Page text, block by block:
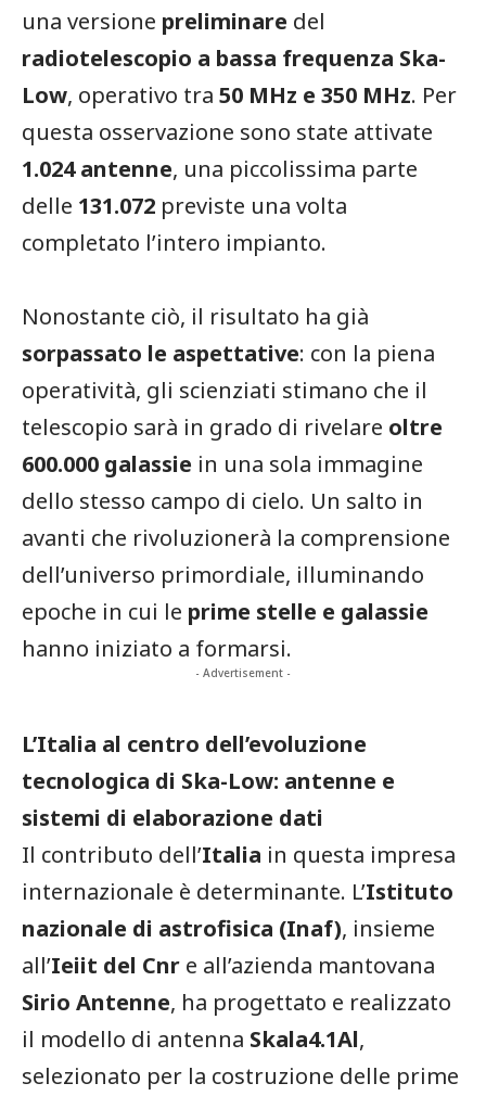
una versione preliminare del
radiotelescopio a bassa frequenza Ska-
Low, operativo tra 50 MHz e 350 MHz. Per
questa osservazione sono state attivate
1.024 antenne, una piccolissima parte
delle 131.072 previste una volta
completato l’intero impianto.
Nonostante ciò, il risultato ha già
sorpassato le aspettative: con la piena
operatività, gli scienziati stimano che il
telescopio sarà in grado di rivelare oltre
600.000 galassie in una sola immagine
dello stesso campo di cielo. Un salto in
avanti che rivoluzionerà la comprensione
dell’universo primordiale, illuminando
epoche in cui le prime stelle e galassie
hanno iniziato a formarsi.
- Advertisement -
L’Italia al centro dell’evoluzione
tecnologica di Ska-Low: antenne e
sistemi di elaborazione dati
Il contributo dell’Italia in questa impresa
internazionale è determinante. L’Istituto
nazionale di astrofisica (Inaf), insieme
all’Ieiit del Cnr e all’azienda mantovana
Sirio Antenne, ha progettato e realizzato
il modello di antenna Skala4.1Al,
selezionato per la costruzione delle prime